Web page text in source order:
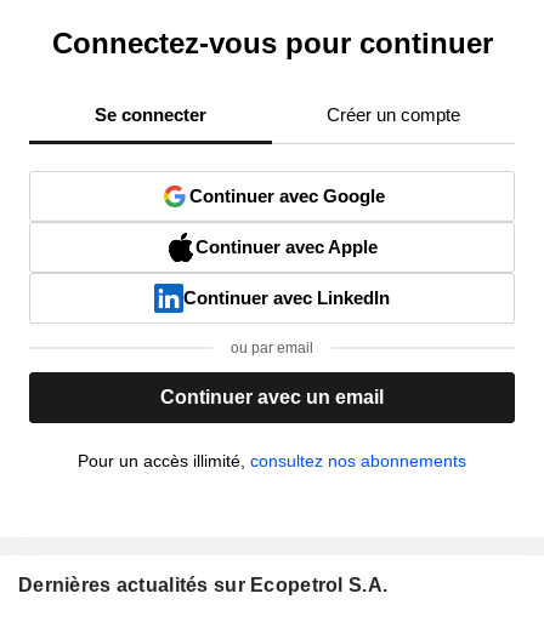
Connectez-vous pour continuer
Se connecter Créer un compte
Continuer avec Google
Continuer avec Apple
Continuer avec LinkedIn
ou par email
Continuer avec un email
Pour un accès illimité, consultez nos abonnements
Dernières actualités sur Ecopetrol S.A.